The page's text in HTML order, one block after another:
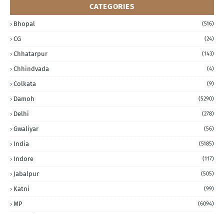
CATEGORIES
Bhopal (516)
CG (24)
Chhatarpur (143)
Chhindvada (4)
Colkata (9)
Damoh (5290)
Delhi (278)
Gwaliyar (56)
India (5185)
Indore (117)
Jabalpur (505)
Katni (99)
MP (6094)